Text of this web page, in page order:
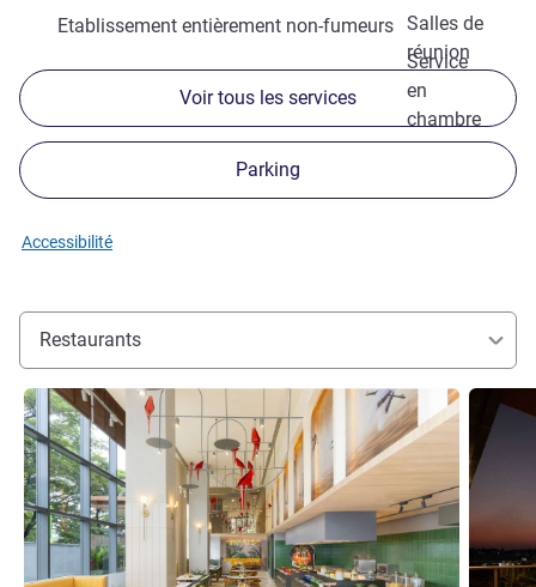
Salles de
réunion
Etablissement entièrement non-fumeurs
Service
en
chambre
Voir tous les services
Parking
Accessibilité
Restaurants
Voir les détails Voir les